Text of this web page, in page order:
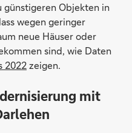
günstigeren Objekten in
wegen geringer
neue Häuser oder
sind, wie Daten
2022zeigen.
mit